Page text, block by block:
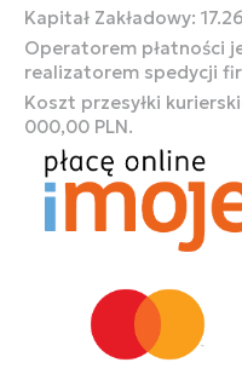
Kapitał Zakładowy:
Operatorem płatności
realizatorem spedycji
Koszt przesyłki
000,00 PLN.